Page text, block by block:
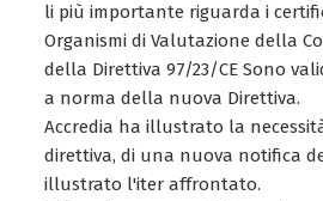
li più importante riguarda i
Organismi di Valutazione della
della Direttiva 97/23/CE Sono
a norma della nuova Direttiva.
Accredia ha illustrato la
direttiva, di una nuova notifica
illustrato l'iter affrontato.